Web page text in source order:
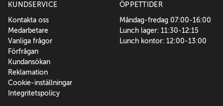
KUNDSERVICE
Kontakta oss
Medarbetare
Vanliga frågor
Förfrågan
Kundansökan
Reklamation
Cookie-inställningar
Integritetspolicy
ÖPPETTIDER
Måndag-fredag 07:00-16:00
Lunch lager: 11:30-12:15
Lunch kontor: 12:00-13:00